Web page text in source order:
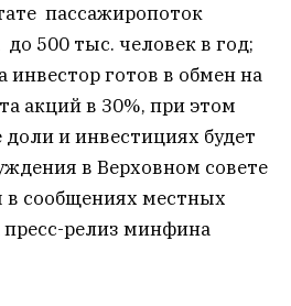
пассажиропоток
до 500 тыс. человек в год;
инвестор готов в обмен на
акций в 30%, при этом
и инвестициях будет
в Верховном совете
в сообщениях местных
релиз минфина